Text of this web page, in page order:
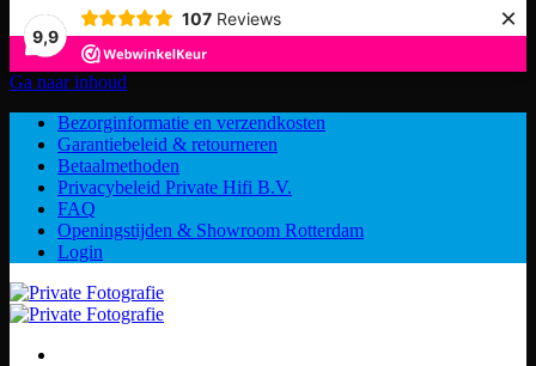
9,9
107 Reviews ×
Ga naar inhoud
Bezorginformatie en verzendkosten
Garantiebeleid & retourneren
Betaalmethoden
Privacybeleid Private Hifi B.V.
FAQ
Openingstijden & Showroom Rotterdam
Login